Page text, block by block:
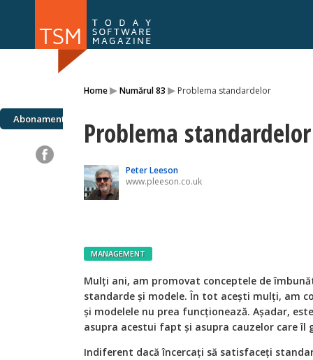
Home▸Numărul 83 ▸ Problema standardelor
Abonamente Problema standardelor
Peter Leeson
www.pleeson.co.uk
MANAGEMENT
Mulți ani, am promovat conceptele de
standarde și modele. În tot acești mulți, am
și modelele nu prea funcționează. Așadar,
asupra acestui fapt și asupra cauzelor care îl
Indiferent dacă încercați să satisfaceți